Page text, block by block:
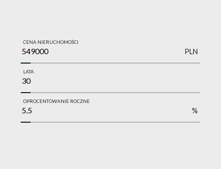
CENA NIERUCHOMOŚCI
PLN
LATA
OPROCENTOWANIE ROCZNE
%